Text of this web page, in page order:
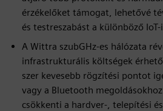
érzékelőket támogat, lehetővé
és testreszabást a különböző
A Wittra szubGHz-es hálózata
infrastrukturális költségek
szer kevesebb rögzítési pontot
vagy a Bluetooth
csökkenti a hardver-, telepítési